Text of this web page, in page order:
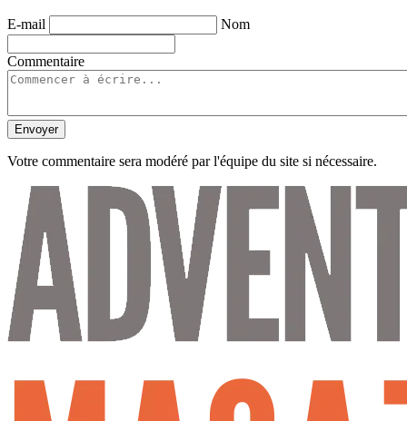
E-mail Nom
Commentaire
Envoyer
Votre commentaire sera modéré par l'équipe du site si nécessaire.